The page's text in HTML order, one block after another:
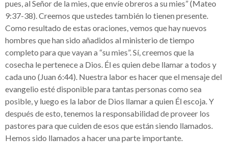
pues, al Señor de la mies, que envíe obreros a su mies” (Mateo
9:37-38). Creemos que ustedes también lo tienen presente.
Como resultado de estas oraciones, vemos que hay nuevos
hombres que han sido añadidos al ministerio de tiempo
completo para que vayan a “su mies”. Sí, creemos que la
cosecha le pertenece a Dios. Él es quien debe llamar a todos y
cada uno (Juan 6:44). Nuestra labor es hacer que el mensaje del
evangelio esté disponible para tantas personas como sea
posible, y luego es la labor de Dios llamar a quien Él escoja. Y
después de esto, tenemos la responsabilidad de proveer los
pastores para que cuiden de esos que están siendo llamados.
Hemos sido llamados a hacer una parte importante.